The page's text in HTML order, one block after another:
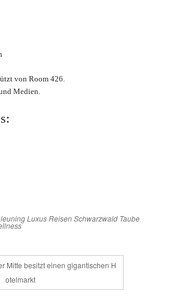
von Room 426.
Medien.
LuxusReisenSchwarzwald Taube
Mitte besitzt einen gigantischen H
otelmarkt